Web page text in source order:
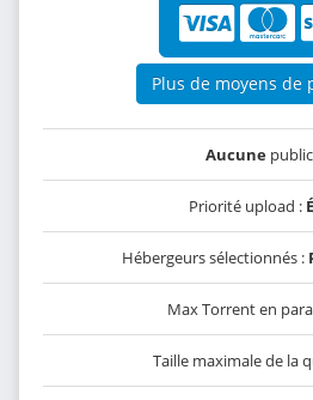
Plus de moyens de
Aucune
Priorité upload :
Hébergeurs sélectionnés :
Max Torrent en
Taille maximale de la